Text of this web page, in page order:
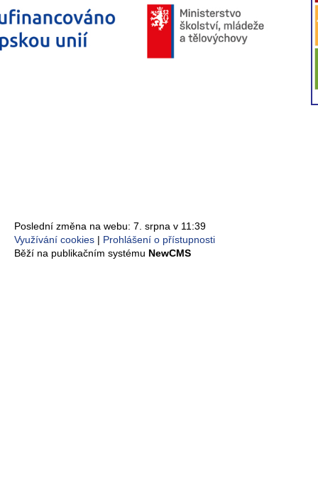
Poslední změna na webu: 7. srpna v 11:39
Využívání cookies
Prohlášení o přístupnosti
Běží na publikačním systému NewCMS